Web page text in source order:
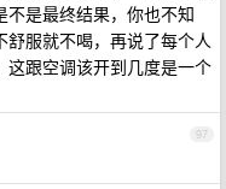
是最终结果，你也不知
服就不喝，再说了每个人
这跟空调该开到几度是一个
97